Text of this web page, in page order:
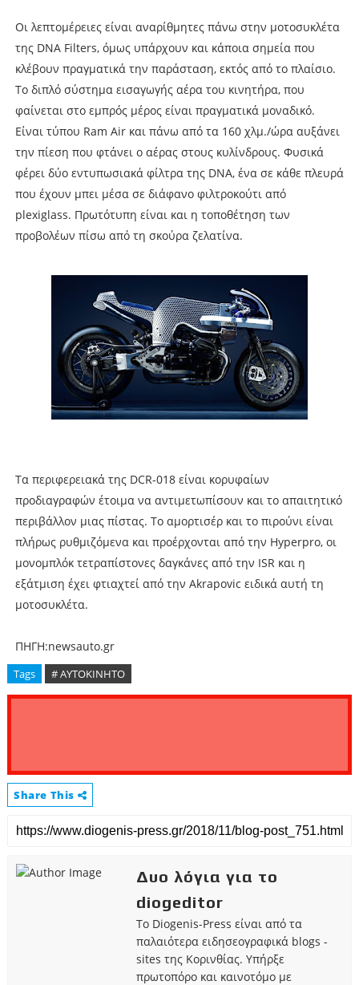
Οι λεπτομέρειες είναι αναρίθμητες πάνω στην μοτοσυκλέτα
της DNA Filters, όμως υπάρχουν και κάποια σημεία που
κλέβουν πραγματικά την παράσταση, εκτός από το πλαίσιο.
Το διπλό σύστημα εισαγωγής αέρα του κινητήρα, που
φαίνεται στο εμπρός μέρος είναι πραγματικά μοναδικό.
Είναι τύπου Ram Air και πάνω από τα 160 χλμ./ώρα αυξάνει
την πίεση που φτάνει ο αέρας στους κυλίνδρους. Φυσικά
φέρει δύο εντυπωσιακά φίλτρα της DNA, ένα σε κάθε πλευρά
που έχουν μπει μέσα σε διάφανο φιλτροκούτι από
plexiglass. Πρωτότυπη είναι και η τοποθέτηση των
προβολέων πίσω από τη σκούρα ζελατίνα.
Τα περιφερειακά της DCR-018 είναι κορυφαίων
προδιαγραφών έτοιμα να αντιμετωπίσουν και το απαιτητικό
περιβάλλον μιας πίστας. Το αμορτισέρ και το πιρούνι είναι
πλήρως ρυθμιζόμενα και προέρχονται από την Hyperpro, οι
μονομπλόκ τετραπίστονες δαγκάνες από την ISR και η
εξάτμιση έχει φτιαχτεί από την Akrapovic ειδικά αυτή τη
μοτοσυκλέτα.
ΠΗΓΗ:newsauto.gr
Tags # ΑΥΤΟΚΙΝΗΤΟ
Share This
Δυο λόγια για το
diogeditor
Το Diogenis-Press είναι από τα
παλαιότερα ειδησεογραφικά blogs -
sites της Κορινθίας. Υπήρξε
πρωτοπόρο και καινοτόμο με